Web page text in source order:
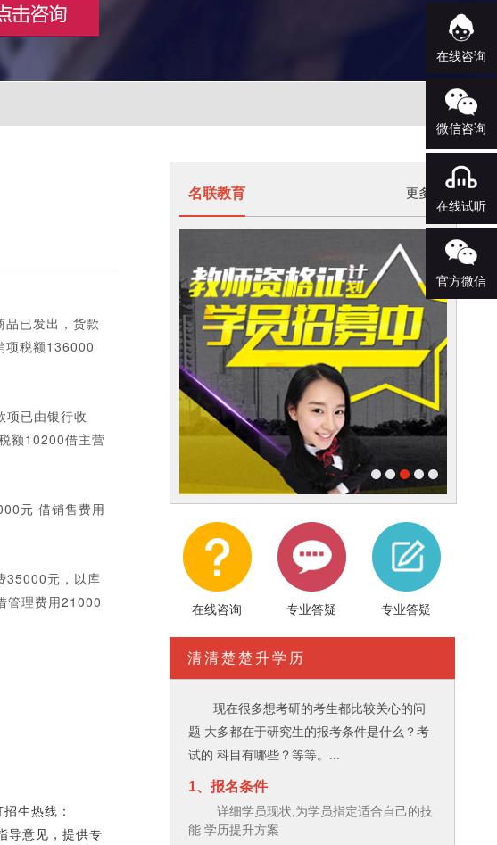
已发出，货款
项税额136000
已由银行收
额10200借主营
元 借销售费用
元，以库
管理费用21000
生热线：
导意见，提供专
名联教育 更多>
在线咨询 专业答疑 专业答疑
清清楚楚升学历
现在很多想考研的考生都比较关心的问
题 大多都在于研究生的报考条件是什么？考
试的 科目有哪些？等等。...
1、报名条件
详细学员现状,为学员指定适合自己的技
能 学历提升方案
在线咨询
微信咨询
在线试听
官方微信